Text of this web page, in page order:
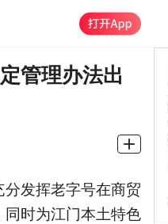
管理办法出
发挥老字号在商贸
时为江门本土特色